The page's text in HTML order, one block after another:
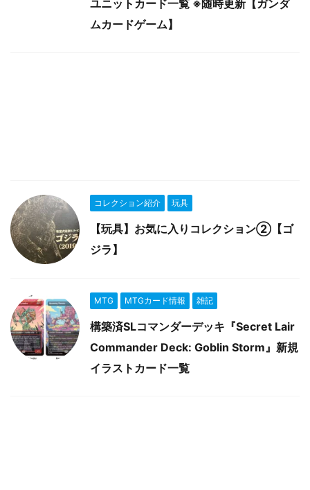
ユニットカード一覧 ※随時更新【ガンダ
ムカードゲーム】
コレクション紹介 玩具
【玩具】お気に入りコレクション②【ゴ
ジラ】
MTG MTGカード情報 雑記
構築済SLコマンダーデッキ『Secret Lair
Commander Deck: Goblin Storm』新規
イラストカード一覧